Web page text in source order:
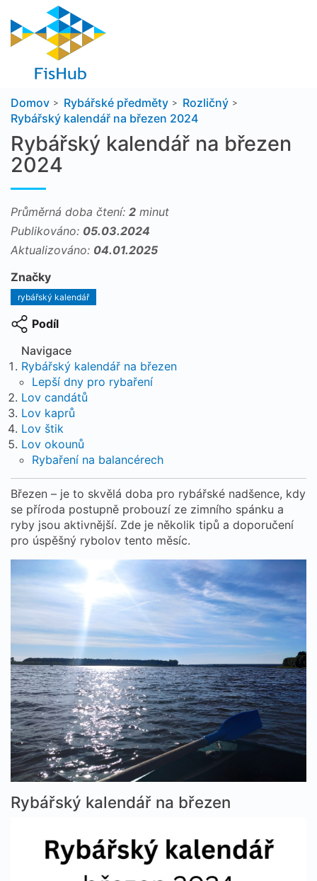
Domov Rybářské předměty
Rozličný
Rybářský kalendář na březen 2024
Rybářský kalendář na březen
2024
Průměrná doba čtení: 2 minut
Publikováno: 05.03.2024
Aktualizováno: 04.01.2025
Značky
rybářský kalendář
Podíl
Navigace
Rybářský kalendář na březen
Lepší dny pro rybaření
Lov candátů
Lov kaprů
Lov štik
Lov okounů
Rybaření na balancérech
Březen – je to skvělá doba pro rybářské nadšence, kdy
se příroda postupně probouzí ze zimního spánku a
ryby jsou aktivnější. Zde je několik tipů a doporučení
pro úspěšný rybolov tento měsíc.
Rybářský kalendář na březen